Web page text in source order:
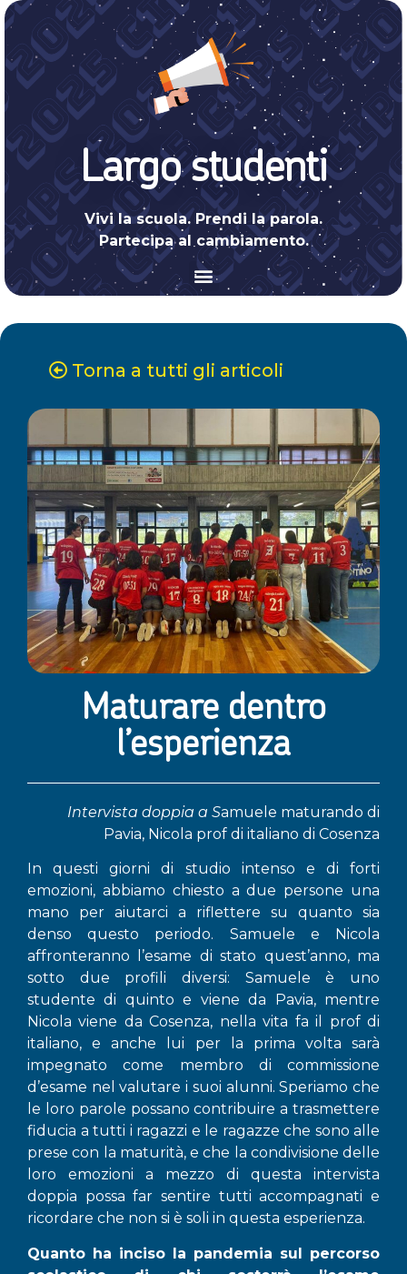
Largo studenti
Vivi la scuola. Prendi la parola.
Partecipa al cambiamento.
Torna a tutti gli articoli
Maturare dentro
l’esperienza
Intervista doppia a Samuele maturando di
Pavia, Nicola prof di italiano di Cosenza
In questi giorni di studio intenso e di forti
emozioni, abbiamo chiesto a due persone una
mano per aiutarci a riflettere su quanto sia
denso questo periodo. Samuele e Nicola
affronteranno l’esame di stato quest’anno, ma
sotto due profili diversi: Samuele è uno
studente di quinto e viene da Pavia, mentre
Nicola viene da Cosenza, nella vita fa il prof di
italiano, e anche lui per la prima volta sarà
impegnato come membro di commissione
d’esame nel valutare i suoi alunni. Speriamo che
le loro parole possano contribuire a trasmettere
fiducia a tutti i ragazzi e le ragazze che sono alle
prese con la maturità, e che la condivisione delle
loro emozioni a mezzo di questa intervista
doppia possa far sentire tutti accompagnati e
ricordare che non si è soli in questa esperienza.
Quanto ha inciso la pandemia sul percorso